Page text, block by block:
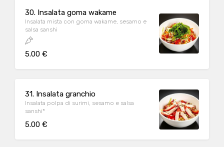
30. Insalata goma wakame
Insalata mista con goma wakame, sesamo e
salsa sanshi
5.00 €
31. Insalata granchio
Insalata polpa di surimi, sesamo e salsa
sanshi*
5.00 €